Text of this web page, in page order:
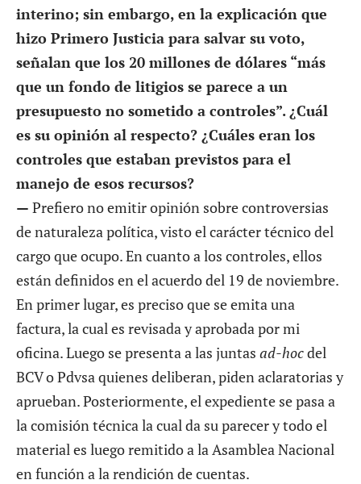
interino; sin embargo, en la explicación que
hizo Primero Justicia para salvar su voto,
señalan que los 20 millones de dólares “más
que un fondo de litigios se parece a un
presupuesto no sometido a controles”. ¿Cuál
es su opinión al respecto? ¿Cuáles eran los
controles que estaban previstos para el
manejo de esos recursos?
— Prefiero no emitir opinión sobre controversias
de naturaleza política, visto el carácter técnico del
cargo que ocupo. En cuanto a los controles, ellos
están definidos en el acuerdo del 19 de noviembre.
En primer lugar, es preciso que se emita una
factura, la cual es revisada y aprobada por mi
oficina. Luego se presenta a las juntas ad-hocdel
BCV o Pdvsa quienes deliberan, piden aclaratorias y
aprueban. Posteriormente, el expediente se pasa a
la comisión técnica la cual da su parecer y todo el
material es luego remitido a la Asamblea Nacional
en función a la rendición de cuentas.